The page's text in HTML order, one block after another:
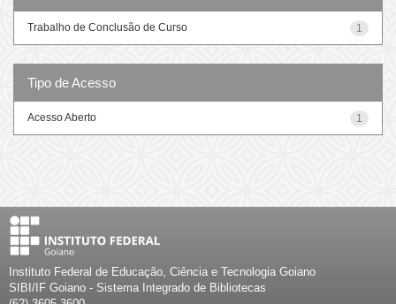
1
Trabalho de Conclusão de Curso
Tipo de Acesso
1
Acesso Aberto
Instituto Federal de Educação, Ciência e Tecnologia Goiano
SIBI/IF Goiano - Sistema Integrado de Bibliotecas